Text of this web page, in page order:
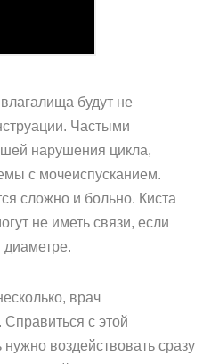
будут не
Частыми
нарушения цикла,
с мочеиспусканием.
сложно и больно. Киста
не иметь связи, если
врач
Справиться с этой
воздействовать сразу